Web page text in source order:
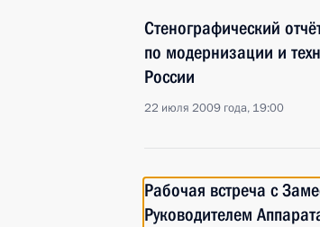
Стенографический
по модернизации и
России
22 июля 2009 года, 19:00
Рабочая встреча с
Руководителем